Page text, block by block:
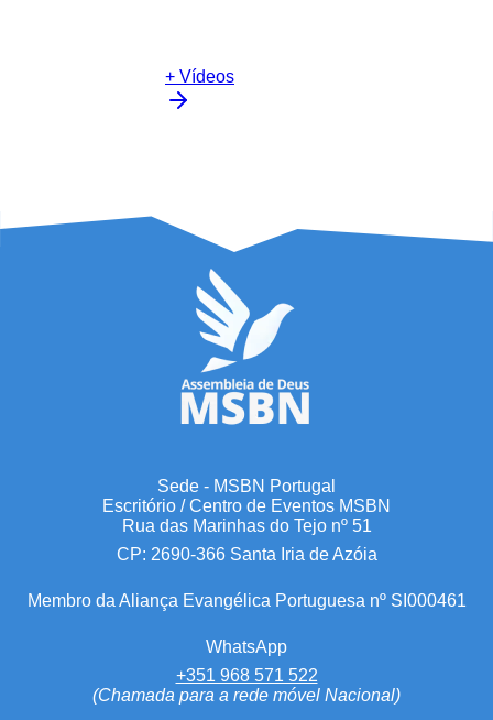
+ Vídeos
Sede - MSBN Portugal
Escritório / Centro de Eventos MSBN
Rua das Marinhas do Tejo nº 51
CP: 2690-366 Santa Iria de Azóia
Membro da Aliança Evangélica Portuguesa nº SI000461
WhatsApp
+351 968 571 522
(Chamada para a rede móvel Nacional)